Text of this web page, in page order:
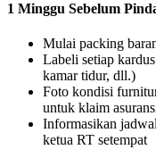
1 Minggu Sebelum
Mulai packing
Labeli setiap
kamar tidur, dll.)
Foto kondisi
untuk klaim
Informasikan
ketua RT setempat